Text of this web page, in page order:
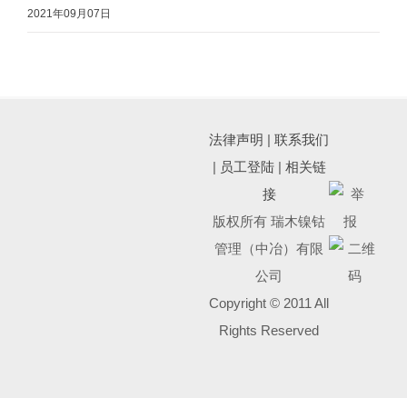
2021年09月07日
法律声明 |联系我们
| 员工登陆| 相关链
接
版权所有 瑞木镍钴
管理（中冶）有限
公司
Copyright © 2011 All
Rights Reserved